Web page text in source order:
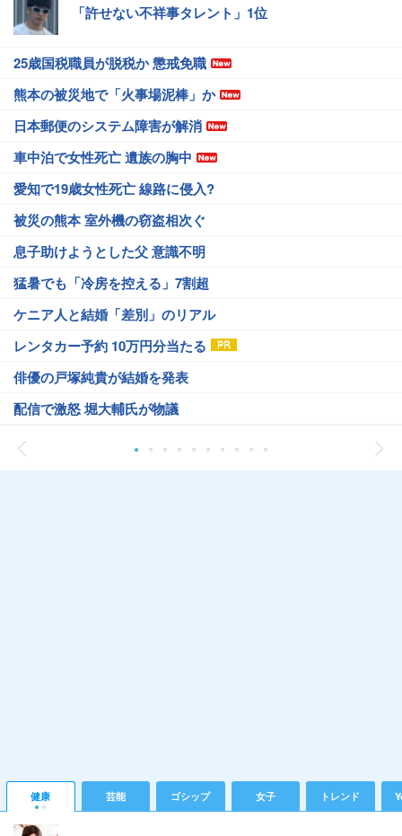
「許せない不祥事タレント」1位
25歳国税職員が脱税か 懲戒免職
熊本の被災地で「火事場泥棒」か
日本郵便のシステム障害が解消
車中泊で女性死亡 遺族の胸中
愛知で19歳女性死亡 線路に侵入?
被災の熊本 室外機の窃盗相次ぐ
息子助けようとした父 意識不明
猛暑でも「冷房を控える」7割超
ケニア人と結婚「差別」のリアル
レンタカー予約 10万円分当たる
俳優の戸塚純貴が結婚を発表
配信で激怒 堀大輔氏が物議
健康 芸能 ゴシップ 女子 トレンド